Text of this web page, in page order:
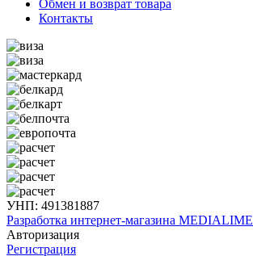
Обмен и возврат товара
Контакты
УНП: 491381887
Разработка интернет-магазина MEDIALIME
Авторизация
Регистрация